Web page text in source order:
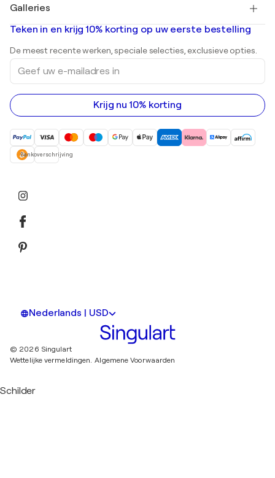
Banksy
Mr. Brainwash
Shepard Fairey
Abstracte schilderijen te koop
Landschapsschilderijen
Beelden
Acrylverfschilderijen
Galleries
Kunstgaleries in Nederland
Teken in en krijg 10% korting op uw eerste bestelling
De meest recente werken, speciale selecties, exclusieve opties.
Geef
uw
e-
mailadres
in
Krijg nu 10% korting
Bankoverschrijving
Nederlands | USD
© 2026 Singulart
Wettelijke vermeldingen. Algemene Voorwaarden
Schilder